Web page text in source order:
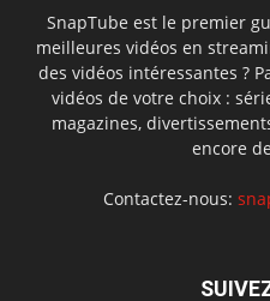
SnapTube est le premier
meilleures vidéos en
des vidéos intéressantes ?
vidéos de votre choix :
magazines,
encore
Contactez-nous: